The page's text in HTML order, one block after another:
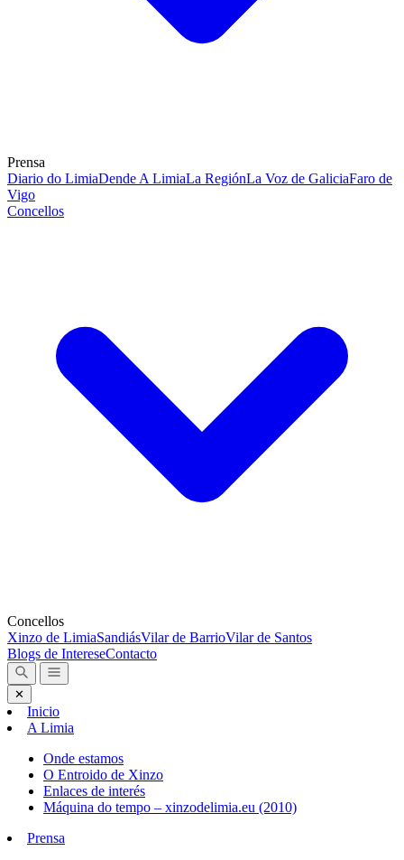
Prensa
Diario do LimiaDende A LimiaLa RegiónLa Voz de GaliciaFaro de
Vigo
Concellos
Concellos
Xinzo de LimiaSandiásVilar de BarrioVilar de Santos
Blogs de IntereseContacto
✕
Inicio
A Limia
Onde estamos
O Entroido de Xinzo
Enlaces de interés
Máquina do tempo – xinzodelimia.eu (2010)
Prensa